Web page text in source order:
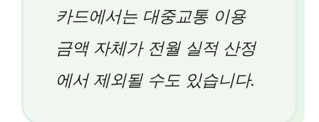
카드에서는 대중교통 이용
금액 자체가 전월 실적 산정
에서 제외될 수도 있습니다.